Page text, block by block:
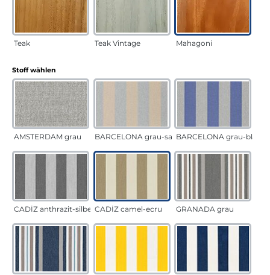
Teak Teak Vintage Mahagoni
Stoff wählen
AMSTERDAM grau BARCELONA grau-sandBARCELONA grau-blau
CADÍZ anthrazit-silber CADÍZ camel-ecru GRANADA grau